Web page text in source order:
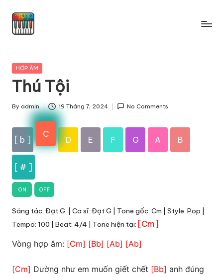
Skip
Posted
HỢP ÂM
Thú Tội
Posted
By admin 19 Tháng 7, 2024 No Comments
[ b ]
C
D E F G A B
[ # ]
ON OFF
Sáng tác: Đạt G | Ca sĩ: Đạt G | Tone gốc: Cm | Style: Pop |
Tempo: 100 | Beat: 4/4 | Tone hiện tại: [Cm]
Vòng hợp âm: [Cm] [Bb] [Ab] [Ab]
[Cm] Dường như em muốn giết chết [Bb] anh đúng